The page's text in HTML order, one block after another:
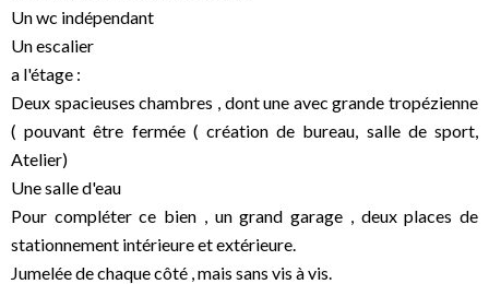
Un wc indépendant
Un escalier
a l'étage :
Deux spacieuses chambres , dont une avec grande tropézienne
( pouvant être fermée ( création de bureau, salle de sport,
Atelier)
Une salle d'eau
Pour compléter ce bien , un grand garage , deux places de
stationnement intérieure et extérieure.
Jumelée de chaque côté , mais sans vis à vis.